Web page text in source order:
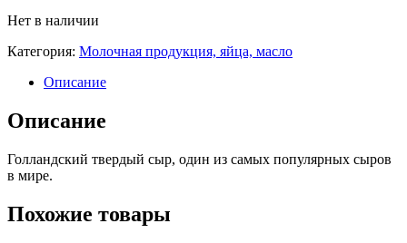
Нет в наличии
Категория: Молочная продукция, яйца, масло
Описание
Описание
Голландский твердый сыр, один из самых популярных сыров
в мире.
Похожие товары